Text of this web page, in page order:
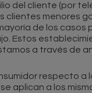
del cliente (por
clientes menores
de los
Estos
a través de
respecto a
aplican a los